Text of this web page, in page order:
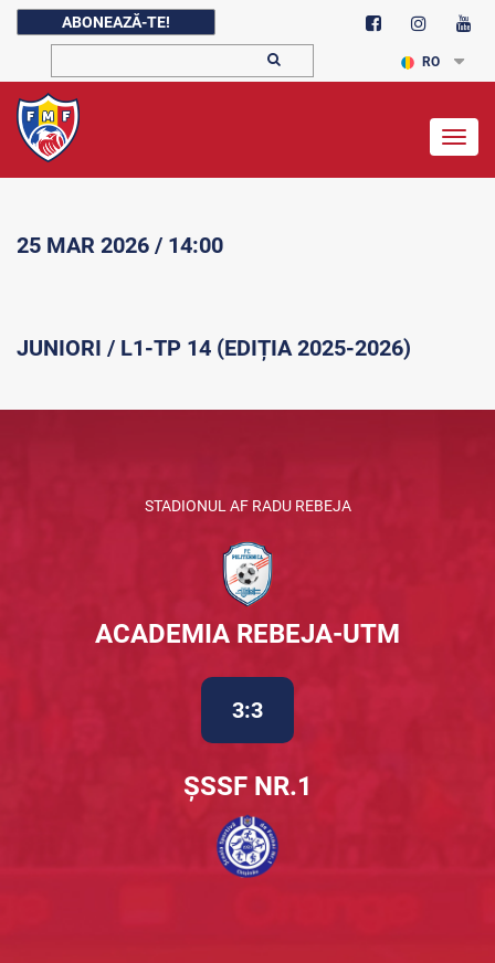
ABONEAZĂ-TE!
RO
25 MAR 2026 / 14:00
JUNIORI / L1-TP 14 (EDIȚIA 2025-2026)
STADIONUL AF RADU REBEJA
ACADEMIA REBEJA-UTM
3:3
ȘSSF NR.1